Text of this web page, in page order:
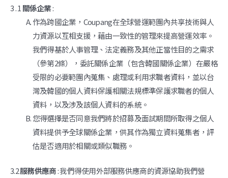
3 . 1 關係企業:
作為跨國企業，Coupang在全球營運範圍內共享技術與人
力資源以互相支援，藉由一致性的管理來提高營運效率。
我們得基於人事管理、法定義務及其他正當性目的之需求
（參第2條），委託關係企業（包含韓國關係企業）在嚴格
受限的必要範圍內蒐集、處理或利用求職者資料，並以台
灣及韓國的個人資料保護相關法規標準保護求職者的個人
資料，以及涉及該個人資料的系統。
您得選擇是否同意我們將於招募及面試期間所取得之個人
資料提供予全球關係企業，供其作為獨立資料蒐集者，評
估是否適用於相關或類似職務。
3.2服務供應商: 我們得使用外部服務供應商的資源協助我們營